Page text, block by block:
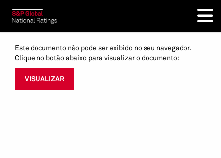
Este documento não pode ser exibido no seu navegador.
Clique no botão abaixo para visualizar o documento:
VISUALIZAR